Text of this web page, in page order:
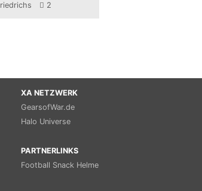
2
XA NETZWERK
GearsofWar.de
Halo Universe
PARTNERLINKS
Football Snack Helme